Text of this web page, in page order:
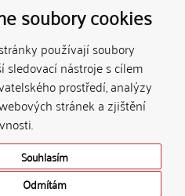
soubory cookies
používají soubory
sledovací nástroje s cílem
prostředí, analýzy
stránek a zjištění
Souhlasím
Odmítám
k
not